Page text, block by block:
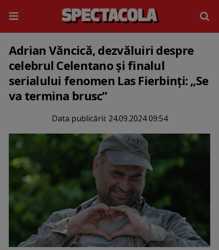
Adrian Văncică, dezvăluiri despre
celebrul Celentano și finalul
serialului fenomen Las Fierbinți: „Se
va termina brusc”
Data publicării: 24.09.2024 09:54